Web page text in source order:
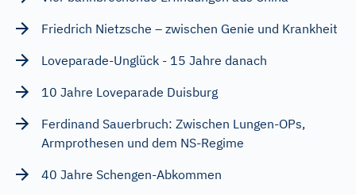
Friedrich Nietzsche – zwischen Genie und Krankheit
Loveparade-Unglück - 15 Jahre danach
10 Jahre Loveparade Duisburg
Ferdinand Sauerbruch: Zwischen Lungen-OPs,
Armprothesen und dem NS-Regime
40 Jahre Schengen-Abkommen